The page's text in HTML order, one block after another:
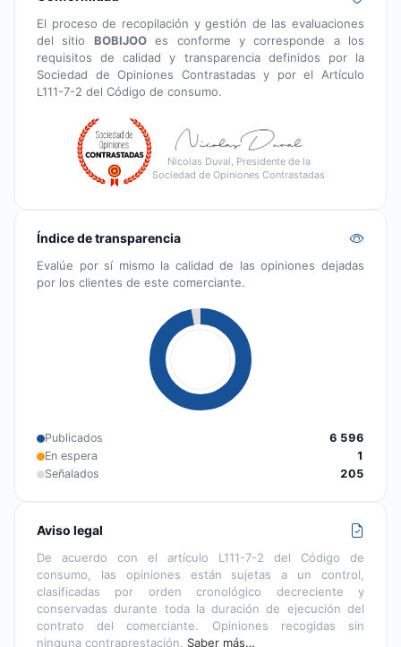
El proceso de recopilación y gestión de las evaluaciones
del sitio BOBIJOOes conforme y corresponde a los
requisitos de calidad y transparencia definidos por la
Sociedad de Opiniones Contrastadas y por el Artículo
L111-7-2 del Código de consumo.
Nicolas Duval, Presidente de la
Sociedad de Opiniones Contrastadas
Índice de transparencia
Evalúe por sí mismo la calidad de las opiniones dejadas
por los clientes de este comerciante.
Publicados
6 596
En espera
1
Señalados
205
Aviso legal
De acuerdo con el artículo L111-7-2 del Código de
consumo, las opiniones están sujetas a un control,
clasificadas por orden cronológico decreciente y
conservadas durante toda la duración de ejecución del
contrato del comerciante. Opiniones recogidas sin
ninguna contraprestación. Saber más…